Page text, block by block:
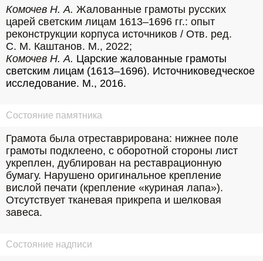
Комочев Н. А. Жалованные грамоты русских
царей светским лицам 1613–1696 гг.: опыт
реконструкции корпуса источников / Отв. ред.
С. М. Каштанов. М., 2022;
Комочев Н. А. Царские жалованные грамоты
светским лицам (1613–1696). Источниковедческое
исследование. М., 2016.
Состояние памятника
Грамота была отреставрирована: нижнее поле
грамоты подклеено, с оборотной стороны лист
укреплен, дублирован на реставрационную
бумагу. Нарушено оригинальное крепление
вислой печати (крепление «куриная лапа»).
Отсутствует тканевая прикрепа и шелковая
завеса.
Состояние надписи